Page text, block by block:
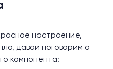
настроение,
давай поговорим о
компонента: